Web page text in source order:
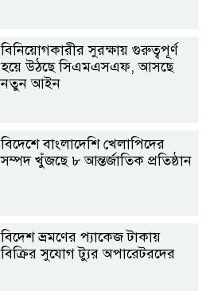
বিনিয়োগকারীর সুরক্ষায় গুরুত্বপূর্ণ
হয়ে উঠছে সিএমএসএফ, আসছে
নতুন আইন
বিদেশে বাংলাদেশি খেলাপিদের
সম্পদ খুঁজছে ৮ আন্তর্জাতিক প্রতিষ্ঠান
বিদেশ ভ্রমণের প্যাকেজ টাকায়
বিক্রির সুযোগ ট্যুর অপারেটরদের